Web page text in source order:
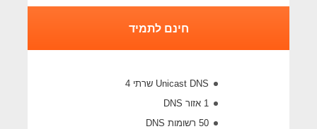
חינם לתמיד
Unicast DNS שרתי 4
1 אזור DNS
50 רשומות DNS